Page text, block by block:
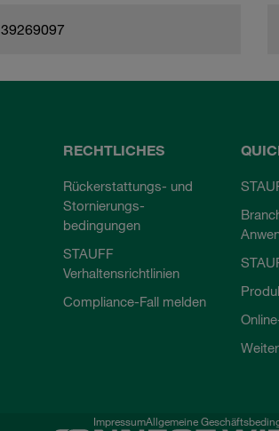
39269097
RECHTLICHES
Rückerstattungs- und
Stornierungs-
bedingungen
STAUFF
Verhaltensrichtlinien
Compliance-Fall melden
ImpressumAllgemeine